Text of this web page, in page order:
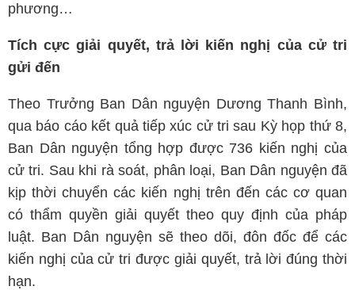
phương…
Tích cực giải quyết, trả lời kiến nghị của cử tri
gửi đến
Theo Trưởng Ban Dân nguyện Dương Thanh Bình,
qua báo cáo kết quả tiếp xúc cử tri sau Kỳ họp thứ 8,
Ban Dân nguyện tổng hợp được 736 kiến nghị của
cử tri. Sau khi rà soát, phân loại, Ban Dân nguyện đã
kịp thời chuyển các kiến nghị trên đến các cơ quan
có thẩm quyền giải quyết theo quy định của pháp
luật. Ban Dân nguyện sẽ theo dõi, đôn đốc để các
kiến nghị của cử tri được giải quyết, trả lời đúng thời
hạn.